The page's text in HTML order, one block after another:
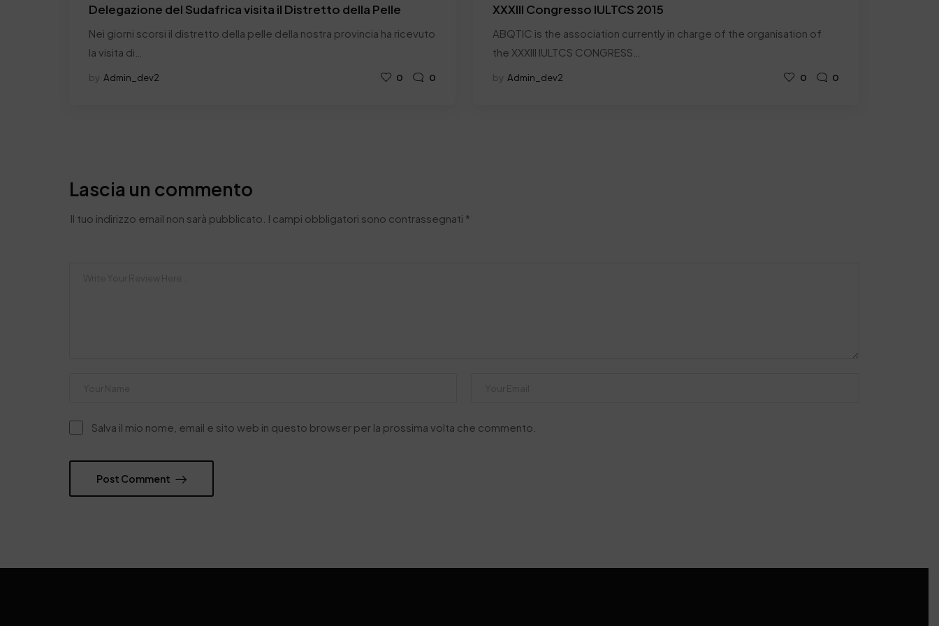
Delegazione del Sudafrica visita il Distretto della Pelle
Nei giorni scorsi il distretto della pelle della nostra provincia ha ricevuto
la visita di…
by Admin_dev2 0 0
XXXIII Congresso IULTCS 2015
ABQTIC is the association currently in charge of the organisation of
the XXXIII IULTCS CONGRESS…
by Admin_dev2 0 0
Lascia un commento
Il tuo indirizzo email non sarà pubblicato. I campi obbligatori sono contrassegnati *
Salva il mio nome, email e sito web in questo browser per la prossima volta che commento.
Post Comment